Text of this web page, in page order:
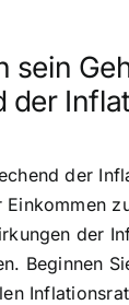
sein
der
der
Einkommen
der
Beginnen